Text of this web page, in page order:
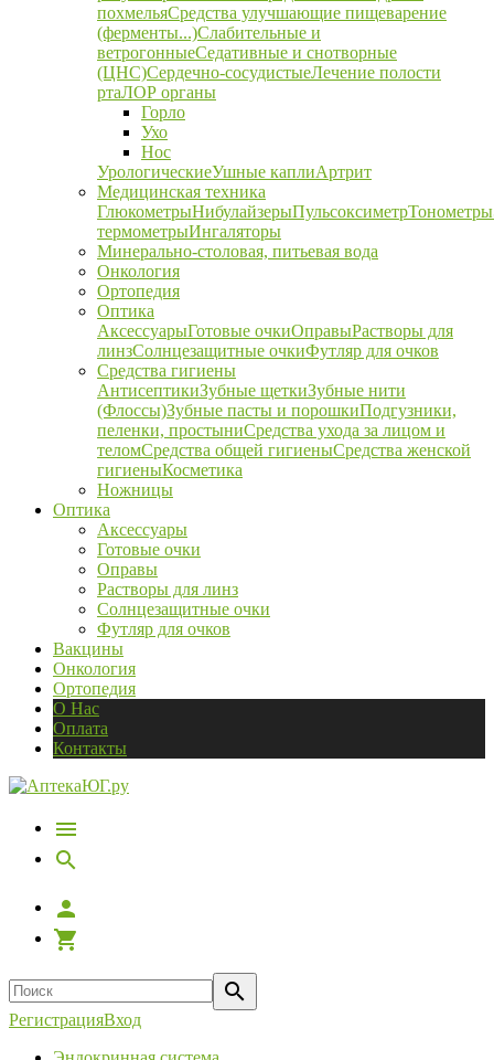
похмельяСредства улучшающие пищеварение
(ферменты...)Слабительные и
ветрогонныеСедативные и снотворные
(ЦНС)Сердечно-сосудистыеЛечение полости
ртаЛОР органы
Горло
Ухо
Нос
УрологическиеУшные каплиАртрит
Медицинская техника
ГлюкометрыНибулайзерыПульсоксиметрТонометры
термометрыИнгаляторы
Минерально-столовая, питьевая вода
Онкология
Ортопедия
Оптика
АксессуарыГотовые очкиОправыРастворы для
линзСолнцезащитные очкиФутляр для очков
Средства гигиены
АнтисептикиЗубные щеткиЗубные нити
(Флоссы)Зубные пасты и порошкиПодгузники,
пеленки, простыниСредства ухода за лицом и
теломСредства общей гигиеныСредства женской
гигиеныКосметика
Ножницы
Оптика
Аксессуары
Готовые очки
Оправы
Растворы для линз
Солнцезащитные очки
Футляр для очков
Вакцины
Онкология
Ортопедия
О Нас
Оплата
Контакты
РегистрацияВход